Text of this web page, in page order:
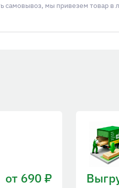
самовывоз, мы привезем товар в
от 690 ₽